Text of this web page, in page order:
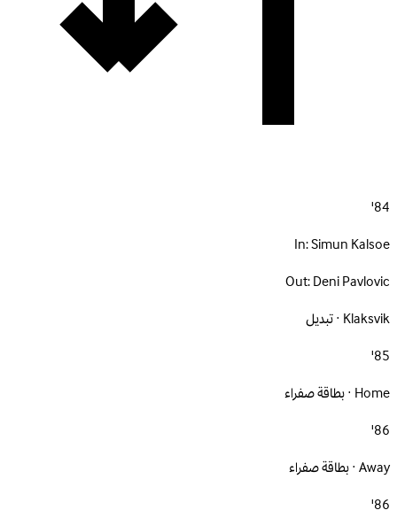
84'
In:Simun Kalsoe
Out:Deni Pavlovic
Klaksvik · تبديل
85'
Home · بطاقة صفراء
86'
Away · بطاقة صفراء
86'